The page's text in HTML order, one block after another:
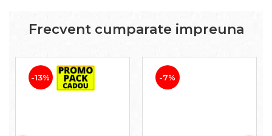
Frecvent cumparate impreuna
-13% -7%